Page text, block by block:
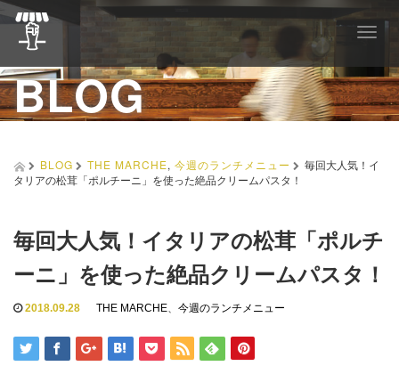
T
g
g
l
e
t
BLOG
BLOG THE MARCHE, 今週のランチメニュー
毎回大人気！イ
タリアの松茸「ポルチーニ」を使った絶品クリームパスタ！
毎回大人気！イタリアの松茸「ポルチ
ーニ」を使った絶品クリームパスタ！
2018.09.28 THE MARCHE、 今週のランチメニュー